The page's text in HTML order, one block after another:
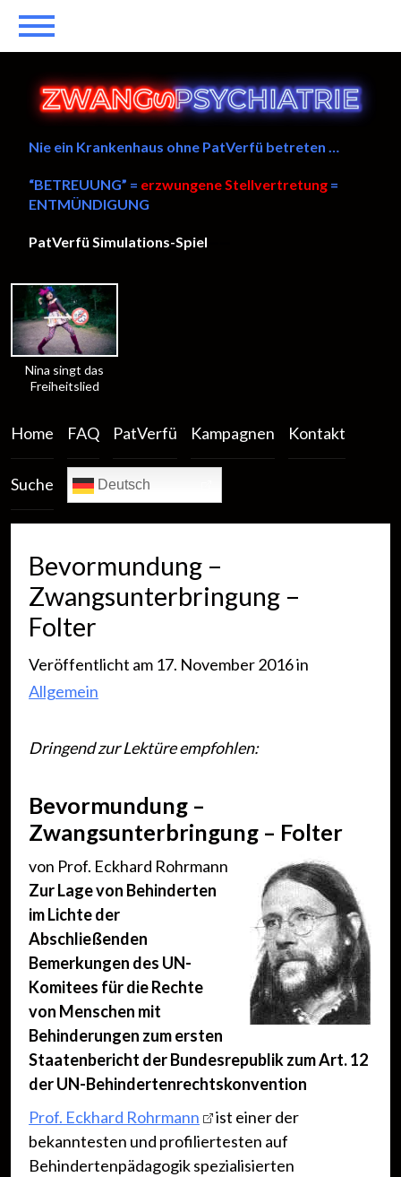
Nina singt das
Freiheitslied
Nie ein Krankenhaus ohne PatVerfü betreten …
“BETREUUNG” = erzwungene Stellvertretung =
ENTMÜNDIGUNG
PatVerfü Simulations-Spiel
Home FAQ PatVerfü Kampagnen Kontakt
Suche Deutsch
Bevormundung –
Zwangsunterbringung –
Folter
Veröffentlicht am 17. November 2016 in
Allgemein
Dringend zur Lektüre empfohlen:
Bevormundung –
Zwangsunterbringung – Folter
von Prof. Eckhard Rohrmann
Zur Lage von Behinderten
im Lichte der
Abschließenden
Bemerkungen des UN-
Komitees für die Rechte
von Menschen mit
Behinderungen zum ersten
Staatenbericht der Bundesrepublik zum Art. 12
der UN-Behindertenrechtskonvention
Prof. Eckhard Rohrmann
ist einer der
bekanntesten und profiliertesten auf
Behindertenpädagogik spezialisierten